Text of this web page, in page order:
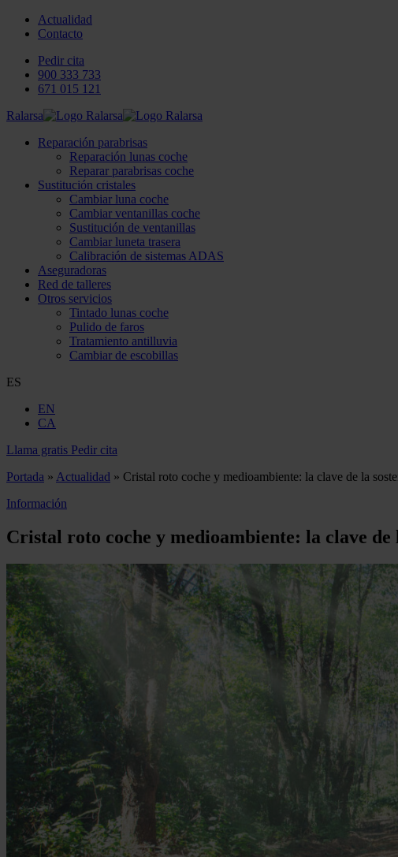
Actualidad
Contacto
Pedir cita
900 333 733
671 015 121
Ralarsa
Reparación parabrisas
Reparación lunas coche
Reparar parabrisas coche
Sustitución cristales
Cambiar luna coche
Cambiar ventanillas coche
Sustitución de ventanillas
Cambiar luneta trasera
Calibración de sistemas ADAS
Aseguradoras
Red de talleres
Otros servicios
Tintado lunas coche
Pulido de faros
Tratamiento antilluvia
Cambiar de escobillas
ES
EN
CA
Llama gratis Pedir cita
Portada » Actualidad » Cristal roto coche y medioambiente: la clave de la
Información
Cristal roto coche y medioambiente: la clave